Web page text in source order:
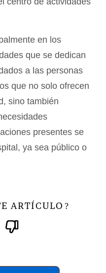
en los
que se dedican
a las personas
que no solo ofrecen
sino también
presentes se
ya sea público o
ARTÍCULO ?